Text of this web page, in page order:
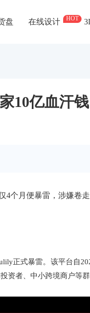
盘 在线设计 HOT
10亿血汗钱
个月便暴雷，涉嫌卷
正式暴雷。该平台自
资者、中小跨境商户等群